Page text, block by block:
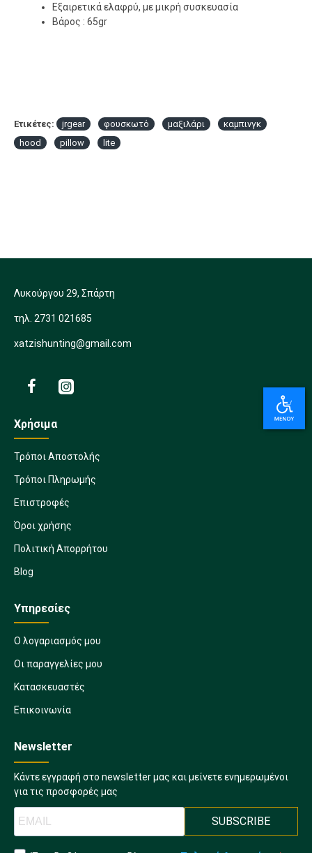
Εξαιρετικά ελαφρύ, με μικρή συσκευασία
Βάρος : 65gr
Ετικέτες: jrgear φουσκωτό μαξιλάρι
καμπινγκ
hood
pillow lite
Λυκούργου 29, Σπάρτη
τηλ. 2731 021685
xatzishunting@gmail.com
Χρήσιμα
Τρόποι Αποστολής
Τρόποι Πληρωμής
Επιστροφές
Όροι χρήσης
Πολιτική Απορρήτου
Blog
Υπηρεσίες
Ο λογαριασμός μου
Οι παραγγελίες μου
Κατασκευαστές
Επικοινωνία
Newsletter
Κάντε εγγραφή στο newsletter μας και μείνετε ενημερωμένοι
για τις προσφορές μας
SUBSCRIBE